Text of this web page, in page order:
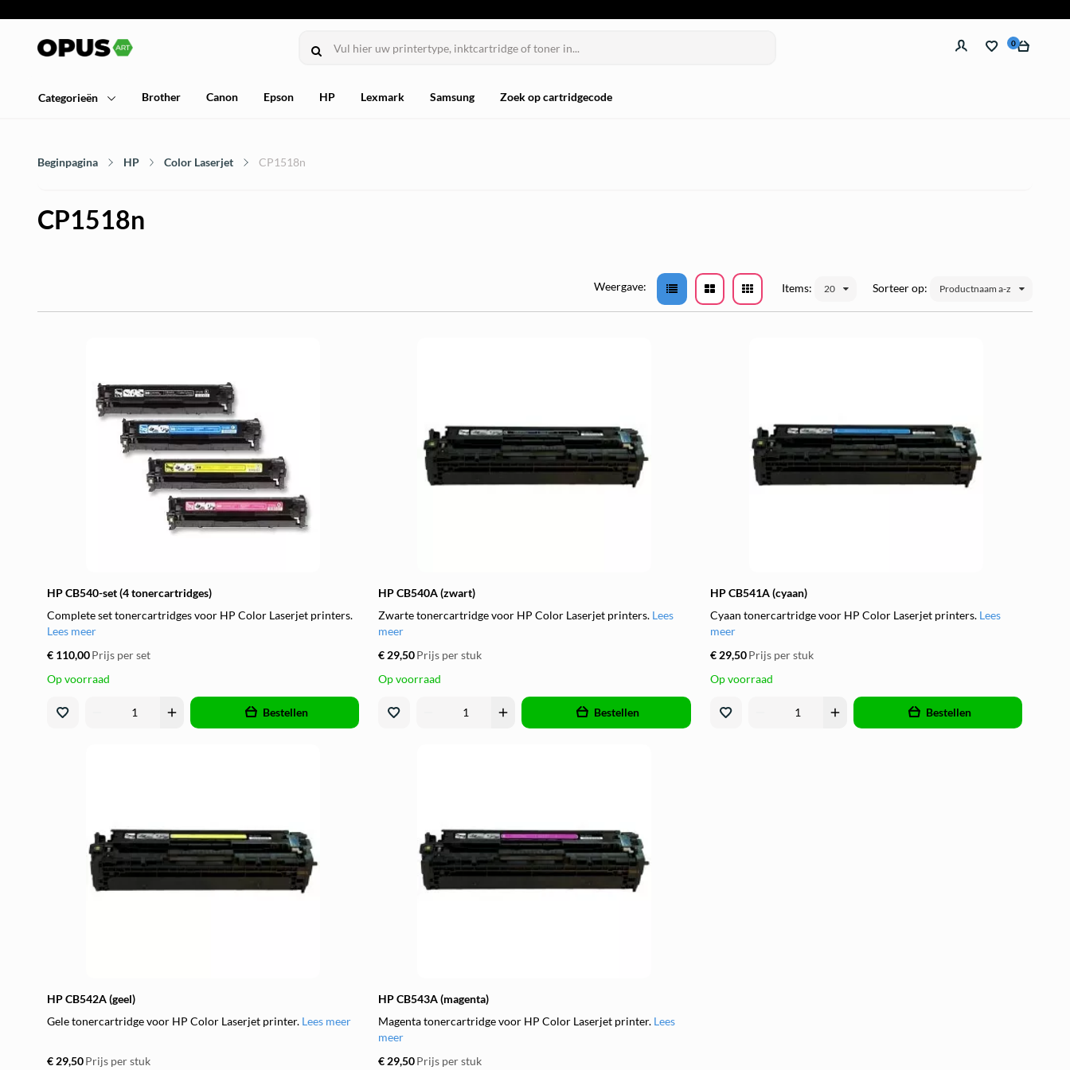
0
Categorieën Brother Canon Epson HP Lexmark Samsung Zoek op cartridgecode
Beginpagina HP Color Laserjet CP1518n
CP1518n
Sorteer op: Productnaam a-z
Items: 20
Weergave:
HP CB540-set (4 tonercartridges)
Complete set tonercartridges voor HP Color Laserjet printers.
Lees meer
€ 110,00Prijs per set
Op voorraad
add Bestellen
HP CB540A (zwart)
Zwarte tonercartridge voor HP Color Laserjet printers. Lees
meer
€ 29,50Prijs per stuk
Op voorraad
add Bestellen
HP CB541A (cyaan)
Cyaan tonercartridge voor HP Color Laserjet printers. Lees
meer
€ 29,50 Prijs per stuk
Op voorraad
add Bestellen
HP CB542A (geel)
Gele tonercartridge voor HP Color Laserjet printer. Lees meer
€ 29,50Prijs per stuk
HP CB543A (magenta)
Magenta tonercartridge voor HP Color Laserjet printer. Lees
meer
€ 29,50Prijs per stuk